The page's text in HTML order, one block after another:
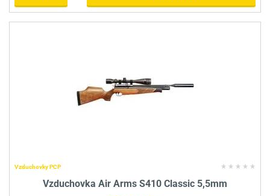
Vzduchovky PCP
Vzduchovka Air Arms S410 Classic 5,5mm